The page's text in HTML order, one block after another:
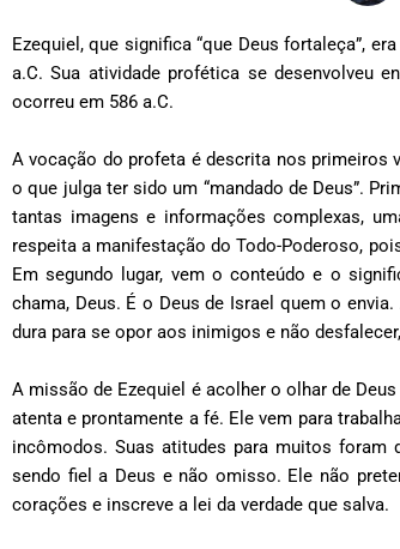
Ezequiel, que significa “que Deus fortaleça”,
a.C. Sua atividade profética se desenvolveu
ocorreu em 586 a.C.
A vocação do profeta é descrita nos primeiros
o que julga ter sido um “mandado de Deus”.
tantas imagens e informações complexas,
respeita a manifestação do Todo-Poderoso,
Em segundo lugar, vem o conteúdo e o
chama, Deus. É o Deus de Israel quem o
dura para se opor aos inimigos e não
A missão de Ezequiel é acolher o olhar de
atenta e prontamente a fé. Ele vem para
incômodos. Suas atitudes para muitos foram
sendo fiel a Deus e não omisso. Ele não
corações e inscreve a lei da verdade que salva.